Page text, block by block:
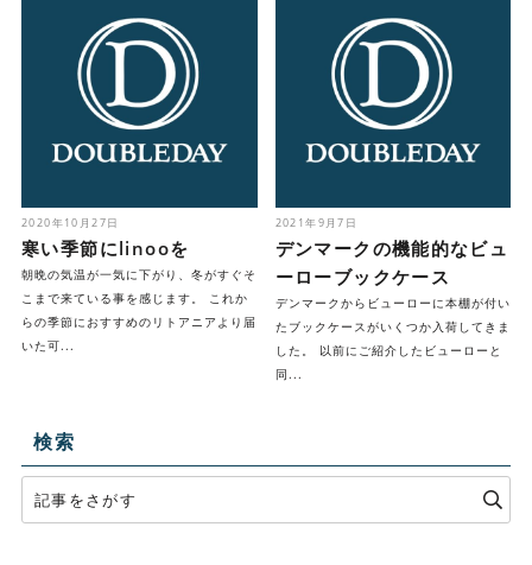
2020年10月27日
寒い季節にlinooを
朝晩の気温が一気に下がり、冬がすぐそ
こまで来ている事を感じます。 これか
らの季節におすすめのリトアニアより届
いた可...
2021年9月7日
デンマークの機能的なビュ
ーローブックケース
デンマークからビューローに本棚が付い
たブックケースがいくつか入荷してきま
した。 以前にご紹介したビューローと
同...
検索